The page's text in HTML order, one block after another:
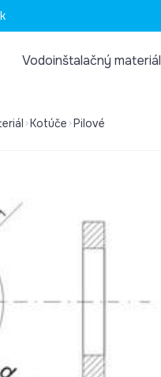
Vodoinštalačný materiál
Kotúče Pilové